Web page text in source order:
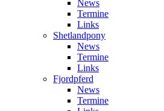
News
Termine
Links
Shetlandpony
News
Termine
Links
Fjordpferd
News
Termine